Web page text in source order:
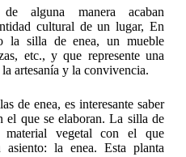
alguna manera acaban
cultural de un lugar, En
la silla de enea, un mueble
etc., y que represente una
artesanía y la convivencia.
de enea, es interesante saber
el que se elaboran. La silla de
vegetal con el que
asiento: la enea. Esta planta